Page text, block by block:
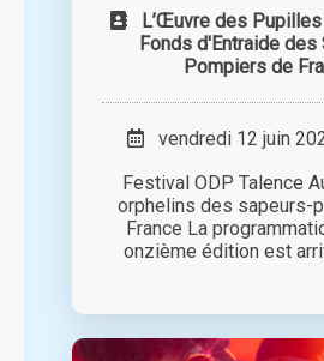
L’Œuvre des
Fonds d'Entraide des
Pompiers de
vendredi 12 juin
Festival ODP Talence
orphelins des sapeurs-
France La
onzième édition est